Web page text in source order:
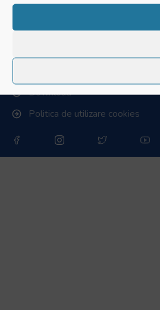
Info - Anunțuri
Link-uri utile
Download
Politica de utilizare cookies